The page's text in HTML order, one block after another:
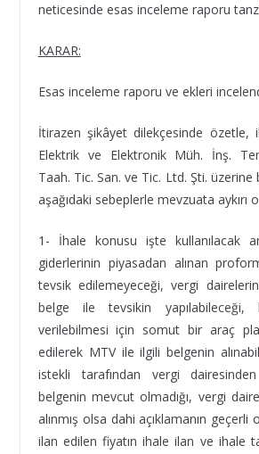
neticesinde esas inceleme raporu
KARAR:
Esas inceleme raporu ve ekleri
İtirazen şikâyet dilekçesinde özetle,
Elektrik ve Elektronik Müh. İnş.
Taah. Tic. San. ve Tic. Ltd. Şti. üzerine
aşağıdaki sebeplerle mevzuata aykırı
1- İhale konusu işte kullanılacak
giderlerinin piyasadan alınan
tevsik edilemeyeceği, vergi
belge ile tevsikin yapılabileceği,
verilebilmesi için somut bir araç
edilerek MTV ile ilgili belgenin
istekli tarafından vergi
belgenin mevcut olmadığı, vergi
alınmış olsa dahi açıklamanın geçerli
ilan edilen fiyatın ihale ilan ve ihale